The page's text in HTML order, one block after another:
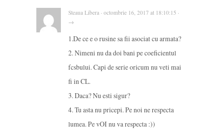
Steaua Libera · octombrie 16, 2017 at 18:10:15 ·
→
1.De ce e o rusine sa fii asociat cu armata?
2. Nimeni nu da doi bani pe coeficientul
fcsbului. Capi de serie oricum nu veti mai
fi in CL.
3. Daca? Nu esti sigur?
4. Tu asta nu pricepi. Pe noi ne respecta
lumea. Pe vOI nu va respecta :))